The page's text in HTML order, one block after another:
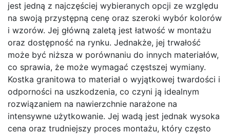
jest jedną z najczęściej wybieranych opcji ze względu
na swoją przystępną cenę oraz szeroki wybór kolorów
i wzorów. Jej główną zaletą jest łatwość w montażu
oraz dostępność na rynku. Jednakże, jej trwałość
może być niższa w porównaniu do innych materiałów,
co sprawia, że może wymagać częstszej wymiany.
Kostka granitowa to materiał o wyjątkowej twardości i
odporności na uszkodzenia, co czyni ją idealnym
rozwiązaniem na nawierzchnie narażone na
intensywne użytkowanie. Jej wadą jest jednak wysoka
cena oraz trudniejszy proces montażu, który często